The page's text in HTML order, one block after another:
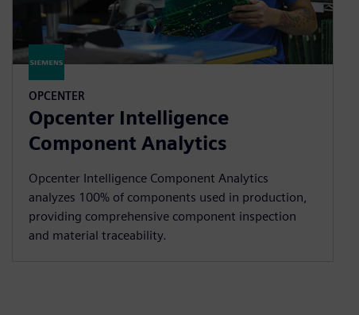
OPCENTER
Opcenter Intelligence
Component Analytics
Opcenter Intelligence Component Analytics
analyzes 100% of components used in production,
providing comprehensive component inspection
and material traceability.